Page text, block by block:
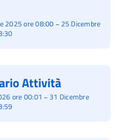
2025 ore 08:00 – 25 Dicembre
ore 00:01 – 31 Dicembre
Attività